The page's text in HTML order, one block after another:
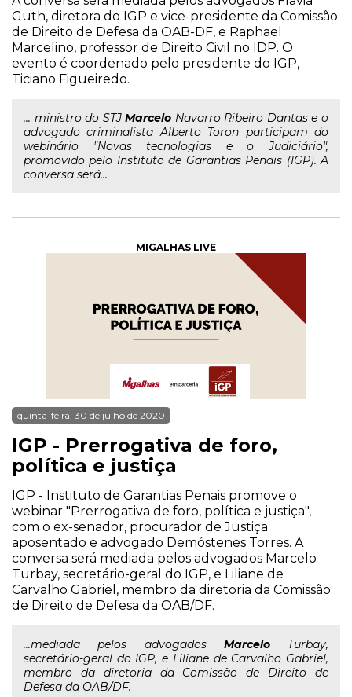
Guth, diretora do IGP e vice-presidente da Comissão
de Direito de Defesa da OAB-DF, e Raphael
Marcelino, professor de Direito Civil no IDP. O
evento é coordenado pelo presidente do IGP,
Ticiano Figueiredo.
... ministro do STJMarcelo Navarro Ribeiro Dantas e o
advogado criminalista Alberto Toron participam do
webinário "Novas tecnologias e o Judiciário",
promovido pelo Instituto de Garantias Penais (IGP). A
conversa será...
MIGALHAS LIVE
quinta-feira, 30 de julho de 2020
IGP - Prerrogativa de foro,
política e justiça
IGP - Instituto de Garantias Penais promove o
webinar "Prerrogativa de foro, política e justiça",
com o ex-senador, procurador de Justiça
aposentado e advogado Demóstenes Torres. A
conversa será mediada pelos advogados Marcelo
Turbay, secretário-geral do IGP, e Liliane de
Carvalho Gabriel, membro da diretoria da Comissão
de Direito de Defesa da OAB/DF.
...mediada pelos advogados MarceloTurbay,
secretário-geral do IGP, e Liliane de Carvalho Gabriel,
membro da diretoria da Comissão de Direito de
Defesa da OAB/DF.